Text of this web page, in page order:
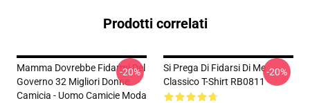
Prodotti correlati
Mamma Dovrebbe Fidarmi Del
Governo 32 Migliori Donne
Camicia - Uomo Camicie Moda
-20%
Si Prega Di Fidarsi Di Me
Classico T-Shirt RB0811
-20%